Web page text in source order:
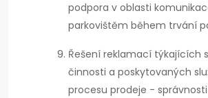
podpora v oblasti
parkovištěm během trvání
Řešení reklamací týkajících
činnosti a poskytovaných
procesu prodeje -